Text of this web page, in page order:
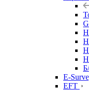
E-
EFT